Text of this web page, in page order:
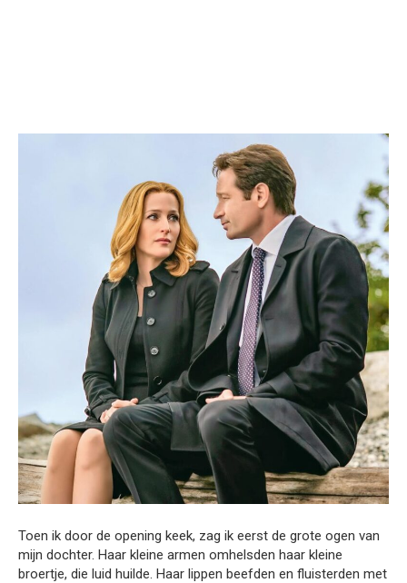
Toen ik door de opening keek, zag ik eerst de grote ogen van
mijn dochter. Haar kleine armen omhelsden haar kleine
broertje, die luid huilde. Haar lippen beefden en fluisterden met